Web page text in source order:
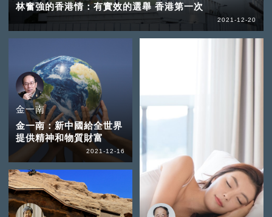
林奮強的香港情：有實效的選舉 香港第一次
2021-12-20
金一南
金一南：新中國給全世界
提供精神和物質財富
2021-12-16